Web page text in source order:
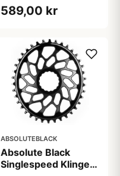
589,00 kr
ABSOLUTEBLACK
Absolute Black
Singlespeed Klinge